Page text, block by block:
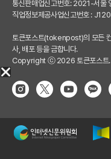
통신판매업신고번호: 2021-서울
직업정보제공사업신고번호 :
토큰포스트(tokenpost)의 모든
사, 배포 등을 금합니다.
Copyright ⓒ 2026 토큰포스